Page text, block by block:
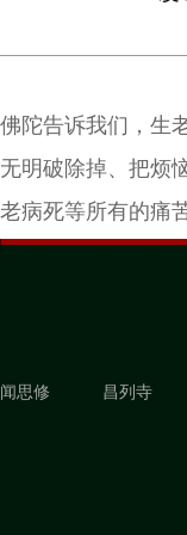
佛陀告诉我们，生
无明破除掉、把烦
老病死等所有的痛苦
闻思修 昌列寺